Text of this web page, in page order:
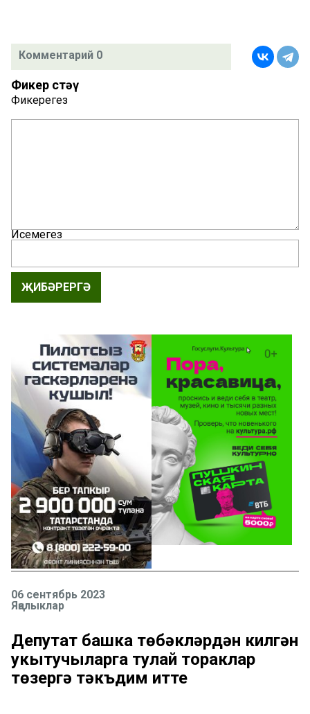
Комментарий 0
Фикер өстәү
Фикерегез
Исемегез
ҖИБӘРЕРГӘ
06 сентябрь 2023
Яңалыклар
Депутат башка төбәкләрдән килгән
укытучыларга тулай тораклар
төзергә тәкъдим итте